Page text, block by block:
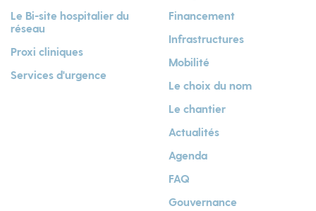
Le Bi-site hospitalier du
réseau
Proxi cliniques
Services d'urgence
Financement
Infrastructures
Mobilité
Le choix du nom
Le chantier
Actualités
Agenda
FAQ
Gouvernance